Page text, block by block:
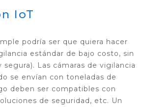
IoT
podría ser que quiera hacer
estándar de bajo costo, sin
Las cámaras de vigilancia
se envían con toneladas de
deben ser compatibles con
de seguridad, etc. Un